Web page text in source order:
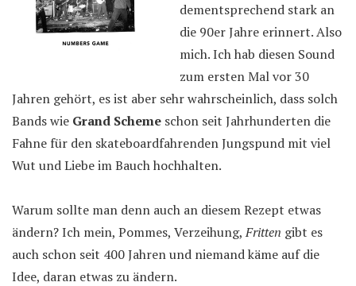
dementsprechend stark an
die 90er Jahre erinnert. Also
mich. Ich hab diesen Sound
zum ersten Mal vor 30
Jahren gehört, es ist aber sehr wahrscheinlich, dass solch
Bands wie Grand Scheme schon seit Jahrhunderten die
Fahne für den skateboardfahrenden Jungspund mit viel
Wut und Liebe im Bauch hochhalten.
Warum sollte man denn auch an diesem Rezept etwas
ändern? Ich mein, Pommes, Verzeihung,Fritten gibt es
auch schon seit 400 Jahren und niemand käme auf die
Idee, daran etwas zu ändern.